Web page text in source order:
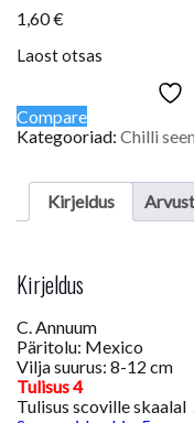
1,60€
Laost otsas
Compare
Kategooriad: Chilli
Kirjeldus
Kirjeldus
C. Annuum
Päritolu: Mexico
Vilja suurus: 8-12 cm
Tulisus 4
Tulisus scoville skaalal